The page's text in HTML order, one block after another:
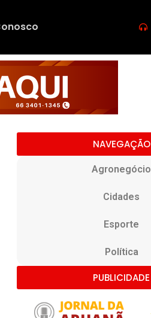
NAVEGAÇÃO
Agronegócio
Cidades
Esporte
Política
PUBLICIDADE